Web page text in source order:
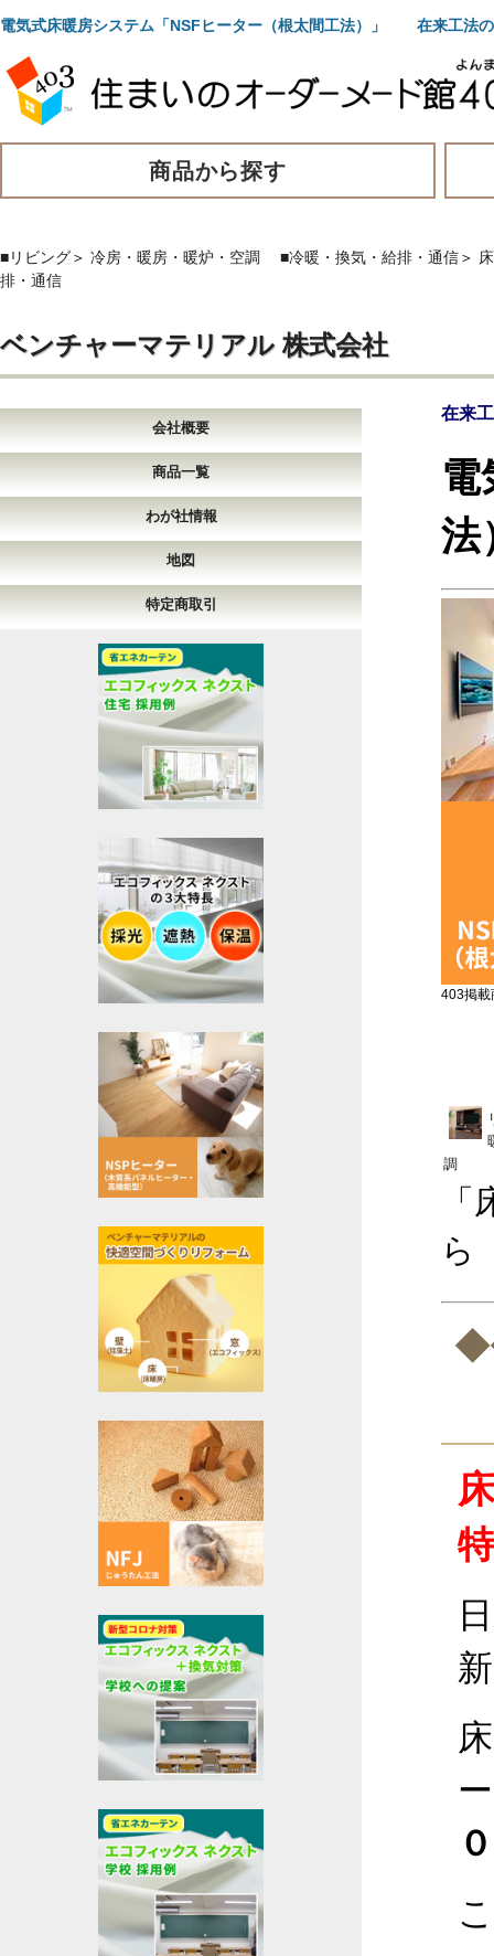
電気式床暖房システム「NSFヒーター（根太間工法）」 在来工法
商品から探す
■リビング＞ 冷房・暖房・暖炉・空調 ■冷暖・換気・給排・通信＞
排・通信
ベンチャーマテリアル 株式会社
会社概要
商品一覧
わが社情報
地図
特定商取引
在来
電
法
403掲載
調
ら